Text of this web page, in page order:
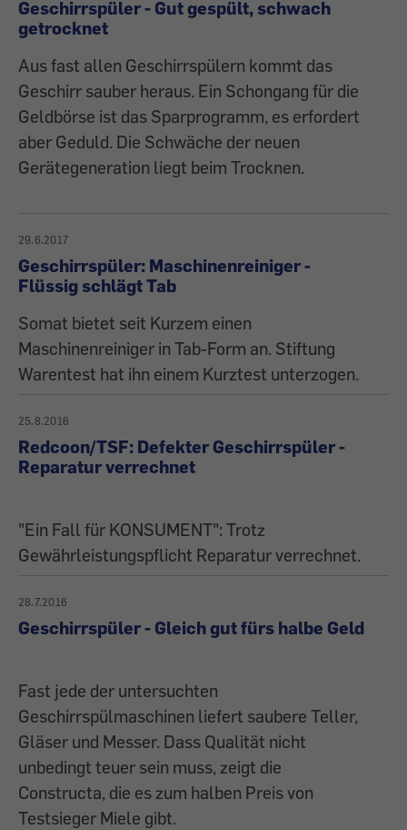
Geschirrspüler - Gut gespült, schwach
getrocknet
Aus fast allen Geschirrspülern kommt das
Geschirr sauber heraus. Ein Schongang für die
Geldbörse ist das Sparprogramm, es erfordert
aber Geduld. Die Schwäche der neuen
Gerätegeneration liegt beim Trocknen.
29.6.2017
Geschirrspüler: Maschinenreiniger -
Flüssig schlägt Tab
Somat bietet seit Kurzem einen
Maschinenreiniger in Tab-Form an. Stiftung
Warentest hat ihn einem Kurztest unterzogen.
25.8.2016
Redcoon/TSF: Defekter Geschirrspüler -
Reparatur verrechnet
"Ein Fall für KONSUMENT": Trotz
Gewährleistungspflicht Reparatur verrechnet.
28.7.2016
Geschirrspüler - Gleich gut fürs halbe Geld
Fast jede der ­untersuchten
Geschirrspülmaschinen ­liefert saubere Teller,
Gläser und Messer. Dass Qualität nicht
unbedingt teuer sein muss, zeigt die
Constructa, die es zum halben Preis von
Testsieger Miele gibt.